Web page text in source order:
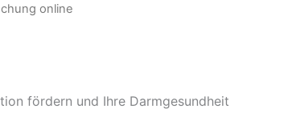
online
fördern und Ihre Darmgesundheit